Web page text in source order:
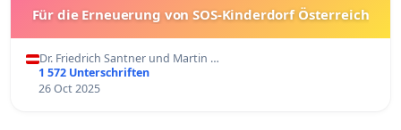
Für die Erneuerung von SOS-Kinderdorf Österreich
Dr. Friedrich Santner und Martin …
1 572 Unterschriften
26 Oct 2025